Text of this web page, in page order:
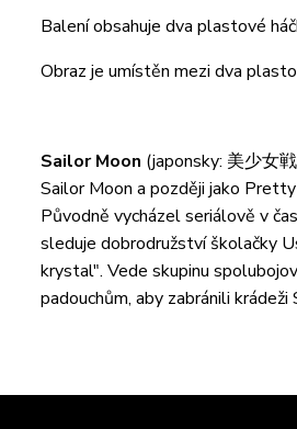
Balení obsahuje dva plastové
Obraz je umístěn mezi dva
Sailor Moon (japonsky: 美少女
Sailor Moon a později jako
Původně vycházel seriálově v
sleduje dobrodružství školačky
krystal". Vede skupinu
padouchům, aby zabránili